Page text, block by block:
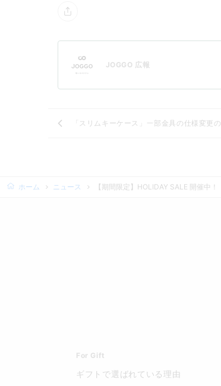
JOGGO 広報
「スリムキーケース」一部金具の仕様変更
ホーム ニュース 【期間限定】HOLIDAY SALE 開催中！
For Gift
ギフトで選ばれている理由